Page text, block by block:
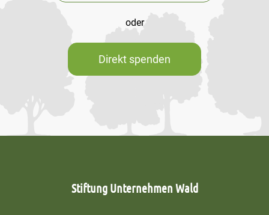
oder
Direkt spenden
Stiftung Unternehmen Wald